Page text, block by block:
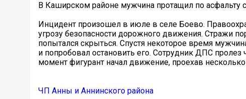
В Каширском районе мужчина протащил по асфальту
Инцидент произошел в июле в селе Боево.
угрозу безопасности дорожного движения. Стражи
попытался скрыться. Спустя некоторое время
и попробовал остановить его. Сотрудник ДПС
момент фигурант начал движение, проехав
ЧП Анны и Аннинского района